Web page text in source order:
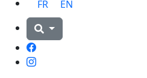
FR EN
Facebook
Instagram